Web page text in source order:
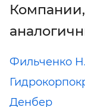
Фильченко
Денбер